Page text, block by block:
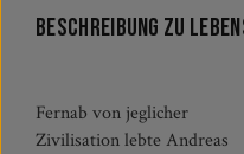
Beschreibung zu
Fernab von jeglicher
Zivilisation lebte Andreas
Tod, dem man in dieser
Stille und Weite auf die Spur